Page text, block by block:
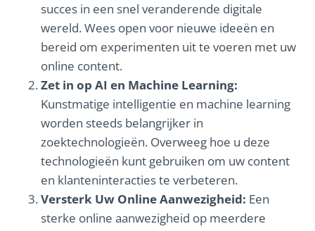
succes in een snel veranderende digitale
wereld. Wees open voor nieuwe ideeën en
bereid om experimenten uit te voeren met uw
online content.
Zet in op AI en Machine Learning:
Kunstmatige intelligentie en machine learning
worden steeds belangrijker in
zoektechnologieën. Overweeg hoe u deze
technologieën kunt gebruiken om uw content
en klanteninteracties te verbeteren.
Versterk Uw Online Aanwezigheid: Een
sterke online aanwezigheid op meerdere